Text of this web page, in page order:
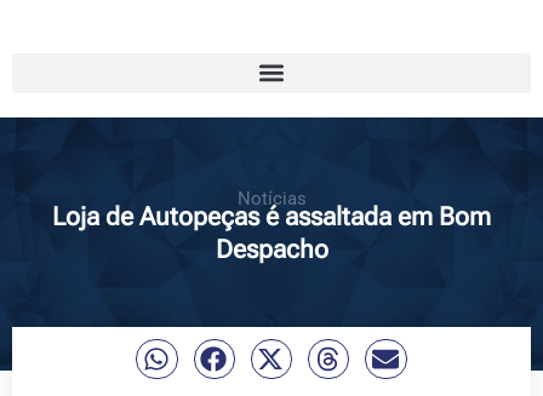
Notícias
Loja de Autopeças é assaltada em Bom
Despacho